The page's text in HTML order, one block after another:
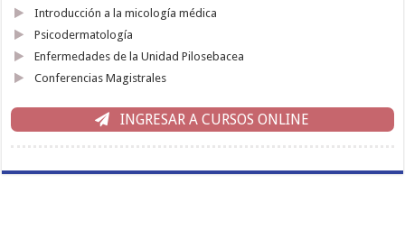
Introducción a la micología médica
Psicodermatología
Enfermedades de la Unidad Pilosebacea
Conferencias Magistrales
INGRESAR A CURSOS ONLINE